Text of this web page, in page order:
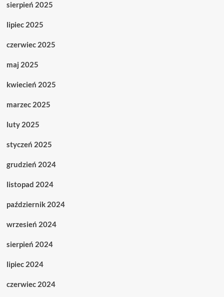
sierpień 2025
lipiec 2025
czerwiec 2025
maj 2025
kwiecień 2025
marzec 2025
luty 2025
styczeń 2025
grudzień 2024
listopad 2024
październik 2024
wrzesień 2024
sierpień 2024
lipiec 2024
czerwiec 2024